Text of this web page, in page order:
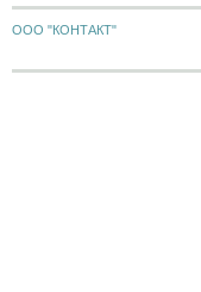
ООО "КОНТАКТ"